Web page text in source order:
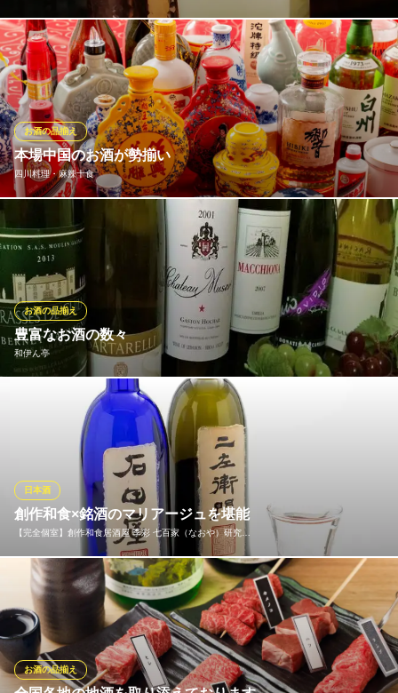
つくば駅×貸切×二次会
つくばエクスプレスつくば駅 徒歩6分
茨城県つくば市春日1-2 グローバルゲストハウス
バジルの自慢は、バーテンダーが一杯ずつ丁寧にお作りする250種
以上のドリンクメニュー。なかでもカクテルは160種類超を揃え、
定番から季節のフルーツを使ったオリジナル、お客様の気分に合
わせた即興カクテルまで幅広くお楽しみいただけます。つくばの
夜を彩る、あなただけの一杯を見つけてみませんか？
ホワイトバジル
バジルとお酒を
つくばエクスプレスつくば駅 徒歩51分
本場中国のお酒が勢揃い
四川料理・麻辣十食
お酒の品揃え
紹興酒、白酒、青島ビールなど、中国のお酒を種類豊富にご用
意。 甕(カメ)でじっくり熟成させた紹興酒で作る『上海ハイボー
ル』は、香り高くコク深い味わいが魅力です。芳醇で豊かな味わ
いの一杯が、料理の旨みをさらに引き立てます。 酸梅汁や王老吉
など、本場中国のソフトドリンクもご用意しています。
四川料理・麻辣十食
四川仕込みの中華料理
つくばエクスプレスつくば駅 徒歩15分
茨城県つくば市天久保1-6-15
豊富なお酒の数々
和伊ん亭
お酒の品揃え
和伊ん亭といったらやっぱりワイン！グラスワインもお手頃価格
で取り揃えております( ^^) そのほかのお酒もバラエティ豊かに取
り揃えております♪
和伊ん亭
和風イタリアン居酒屋
つくばエクスプレス研究学園駅 徒歩3分
茨城県つくば市研究学園5-6-6-D12
創作和食×銘酒のマリアージュを堪能
【完全個室】創作和食居酒屋 季彩 七百家（なおや）研究…
日本酒
創作和食にぴったりの日本酒も多数取り揃えております。四季
折々のおすすめ銘酒も含め、常時25〜30種をご用意。お料理との
ペアリングやお客様のお好みに合わせてお出しすることも可能で
すので、気軽にスタッフまでお尋ねください。素材の味を生かし
た和の逸品と共に、厳選された全国の銘酒をじっくりとご堪能く
ださい。
お酒の品揃え